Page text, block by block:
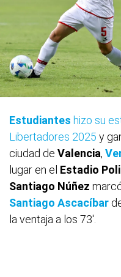
Estudiantes hizo su
Libertadores 2025 y
ciudad de Valencia,
lugar en el Estadio
Santiago Núñez
Santiago Ascacíbar
la ventaja a los 73'.